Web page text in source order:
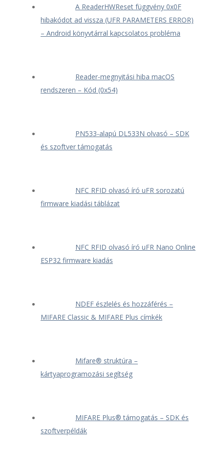
A ReaderHWReset függvény 0x0F
hibakódot ad vissza (UFR PARAMETERS ERROR)
– Android könyvtárral kapcsolatos probléma
Reader-megnyitási hiba macOS
rendszeren – Kód (0x54)
PN533-alapú DL533N olvasó – SDK
és szoftver támogatás
NFC RFID olvasó író uFR sorozatú
firmware kiadási táblázat
NFC RFID olvasó író uFR Nano Online
ESP32 firmware kiadás
NDEF észlelés és hozzáférés –
MIFARE Classic & MIFARE Plus címkék
Mifare® struktúra –
kártyaprogramozási segítség
MIFARE Plus® támogatás – SDK és
szoftverpéldák